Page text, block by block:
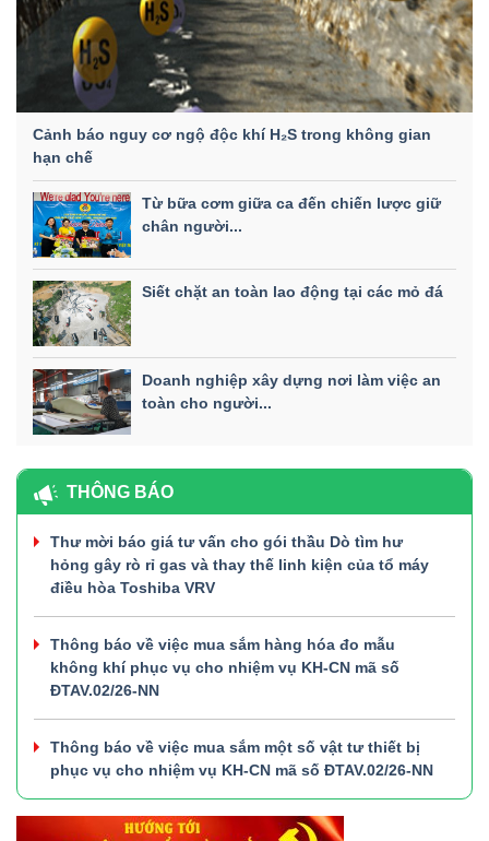
Cảnh báo nguy cơ ngộ độc khí H₂S trong không gian
hạn chế
Từ bữa cơm giữa ca đến chiến lược giữ
chân người...
Siết chặt an toàn lao động tại các mỏ đá
Doanh nghiệp xây dựng nơi làm việc an
toàn cho người...
THÔNG BÁO
Thư mời báo giá tư vấn cho gói thầu Dò tìm hư
hỏng gây rò rỉ gas và thay thế linh kiện của tổ máy
điều hòa Toshiba VRV
Thông báo về việc mua sắm hàng hóa đo mẫu
không khí phục vụ cho nhiệm vụ KH-CN mã số
ĐTAV.02/26-NN
Thông báo về việc mua sắm một số vật tư thiết bị
phục vụ cho nhiệm vụ KH-CN mã số ĐTAV.02/26-NN